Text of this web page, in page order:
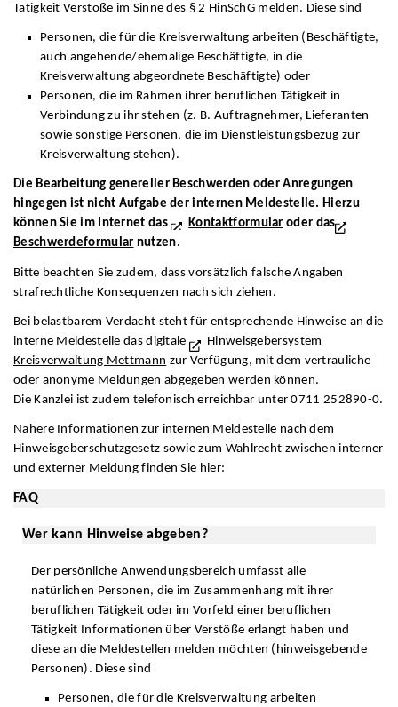
Tätigkeit Verstöße im Sinne des § 2 HinSchG melden. Diese sind
Personen, die für die Kreisverwaltung arbeiten (Beschäftigte,
auch angehende/ehemalige Beschäftigte, in die
Kreisverwaltung abgeordnete Beschäftigte) oder
Personen, die im Rahmen ihrer beruflichen Tätigkeit in
Verbindung zu ihr stehen (z. B. Auftragnehmer, Lieferanten
sowie sonstige Personen, die im Dienstleistungsbezug zur
Kreisverwaltung stehen).
Die Bearbeitung genereller Beschwerden oder Anregungen
hingegen ist nicht Aufgabe der internen Meldestelle. Hierzu
können Sie im Internet das
Kontaktformular oder das
Beschwerdeformular nutzen.
Bitte beachten Sie zudem, dass vorsätzlich falsche Angaben
strafrechtliche Konsequenzen nach sich ziehen.
Bei belastbarem Verdacht steht für entsprechende Hinweise an die
interne Meldestelle das digitale
Hinweisgebersystem
Kreisverwaltung Mettmann zur Verfügung, mit dem vertrauliche
oder anonyme Meldungen abgegeben werden können.
Die Kanzlei ist zudem telefonisch erreichbar unter 0711 252890-0.
Nähere Informationen zur internen Meldestelle nach dem
Hinweisgeberschutzgesetz sowie zum Wahlrecht zwischen interner
und externer Meldung finden Sie hier:
FAQ
Wer kann Hinweise abgeben?
Der persönliche Anwendungsbereich umfasst alle
natürlichen Personen, die im Zusammenhang mit ihrer
beruflichen Tätigkeit oder im Vorfeld einer beruflichen
Tätigkeit Informationen über Verstöße erlangt haben und
diese an die Meldestellen melden möchten (hinweisgebende
Personen). Diese sind
Personen, die für die Kreisverwaltung arbeiten